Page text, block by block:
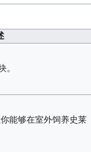
。
能够在室外饲养史莱